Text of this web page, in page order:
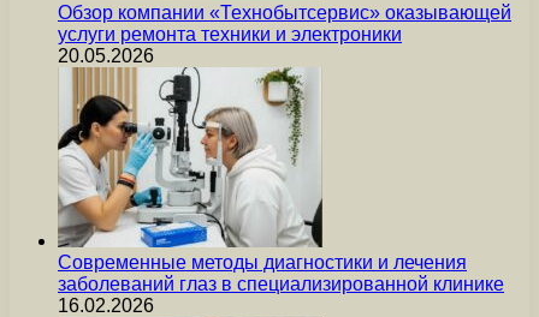
Обзор компании «Технобытсервис» оказывающей
услуги ремонта техники и электроники
20.05.2026
Современные методы диагностики и лечения
заболеваний глаз в специализированной клинике
16.02.2026